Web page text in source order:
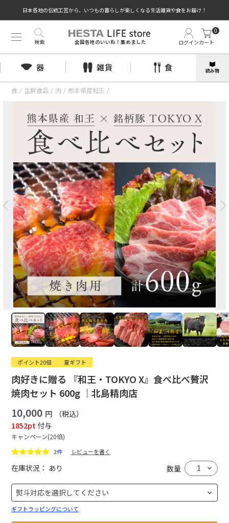
日本各地の伝統工芸から、いつもの暮らしが楽しくなる生活雑貨や食をお届け！
全国各地のいいね！集めました ログインカート
0
検索
器 雑貨 食 読み物
食 / 生鮮食品 / 肉 / 熊本県産和王 /
ポイント20倍 夏ギフト
肉好きに贈る 『和王・TOKYO X』食べ比べ贅沢
焼肉セット 600g ｜北島精肉店
10,000 円
（税込）
1852pt 付与
キャンペーン(20倍)
2件 レビューを書く
在庫状況： あり 数量
ギフトラッピングについて